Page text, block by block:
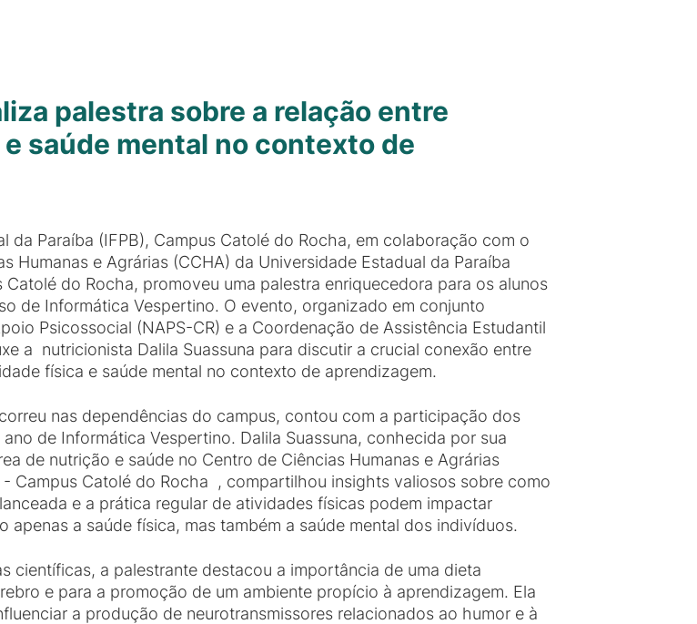
palestra sobre a relação entre
saúde mental no contexto de
da Paraíba (IFPB), Campus Catolé do Rocha, em colaboração com o
Humanas e Agrárias (CCHA) da Universidade Estadual da Paraíba
Catolé do Rocha, promoveu uma palestra enriquecedora para os alunos
de Informática Vespertino. O evento, organizado em conjunto
Psicossocial (NAPS-CR) e a Coordenação de Assistência Estudantil
a nutricionista Dalila Suassuna para discutir a crucial conexão entre
física e saúde mental no contexto de aprendizagem.
nas dependências do campus, contou com a participação dos
de Informática Vespertino. Dalila Suassuna, conhecida por sua
de nutrição e saúde no Centro de Ciências Humanas e Agrárias
- Campus Catolé do Rocha , compartilhou insights valiosos sobre como
e a prática regular de atividades físicas podem impactar
apenas a saúde física, mas também a saúde mental dos indivíduos.
científicas, a palestrante destacou a importância de uma dieta
e para a promoção de um ambiente propício à aprendizagem. Ela
a produção de neurotransmissores relacionados ao humor e à